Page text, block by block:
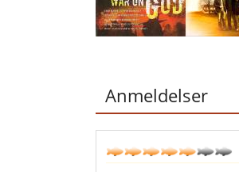
Anmeldelser